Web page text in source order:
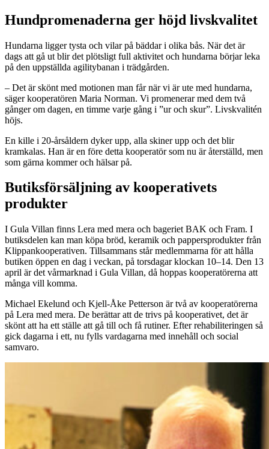
Hundpromenaderna ger höjd livskvalitet
Hundarna ligger tysta och vilar på bäddar i olika bås. När det är
dags att gå ut blir det plötsligt full aktivitet och hundarna börjar leka
på den uppställda agilitybanan i trädgården.
– Det är skönt med motionen man får när vi är ute med hundarna,
säger kooperatören Maria Norman. Vi promenerar med dem två
gånger om dagen, en timme varje gång i ”ur och skur”. Livskvalitén
höjs.
En kille i 20-årsåldern dyker upp, alla skiner upp och det blir
kramkalas. Han är en före detta kooperatör som nu är återställd, men
som gärna kommer och hälsar på.
Butiksförsäljning av kooperativets
produkter
I Gula Villan finns Lera med mera och bageriet BAK och Fram. I
butiksdelen kan man köpa bröd, keramik och pappersprodukter från
Klippankooperativen. Tillsammans står medlemmarna för att hålla
butiken öppen en dag i veckan, på torsdagar klockan 10–14. Den 13
april är det vårmarknad i Gula Villan, då hoppas kooperatörerna att
många vill komma.
Michael Ekelund och Kjell-Åke Petterson är två av kooperatörerna
på Lera med mera. De berättar att de trivs på kooperativet, det är
skönt att ha ett ställe att gå till och få rutiner. Efter rehabiliteringen så
gick dagarna i ett, nu fylls vardagarna med innehåll och social
samvaro.